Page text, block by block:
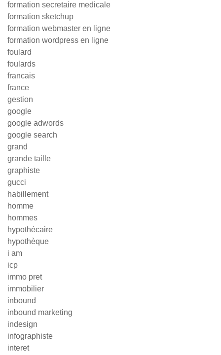
formation secretaire medicale
formation sketchup
formation webmaster en ligne
formation wordpress en ligne
foulard
foulards
francais
france
gestion
google
google adwords
google search
grand
grande taille
graphiste
gucci
habillement
homme
hommes
hypothécaire
hypothèque
i am
icp
immo pret
immobilier
inbound
inbound marketing
indesign
infographiste
interet